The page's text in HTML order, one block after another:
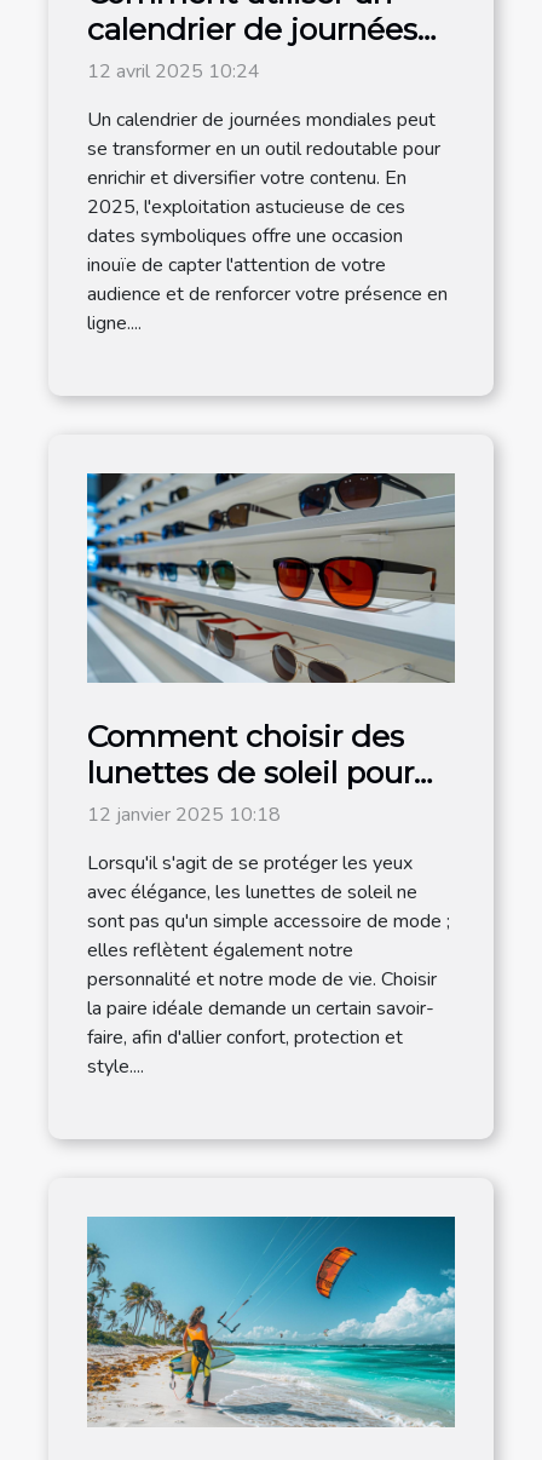
calendrier de journées
mondiales pour
dynamiser votre
contenu en 2025
12 avril 2025 10:24
Un calendrier de journées mondiales peut
se transformer en un outil redoutable pour
enrichir et diversifier votre contenu. En
2025, l'exploitation astucieuse de ces
dates symboliques offre une occasion
inouïe de capter l'attention de votre
audience et de renforcer votre présence en
ligne....
Comment choisir des
lunettes de soleil pour
hommes adaptées à
chaque style de vie
12 janvier 2025 10:18
Lorsqu'il s'agit de se protéger les yeux
avec élégance, les lunettes de soleil ne
sont pas qu'un simple accessoire de mode ;
elles reflètent également notre
personnalité et notre mode de vie. Choisir
la paire idéale demande un certain savoir-
faire, afin d'allier confort, protection et
style....